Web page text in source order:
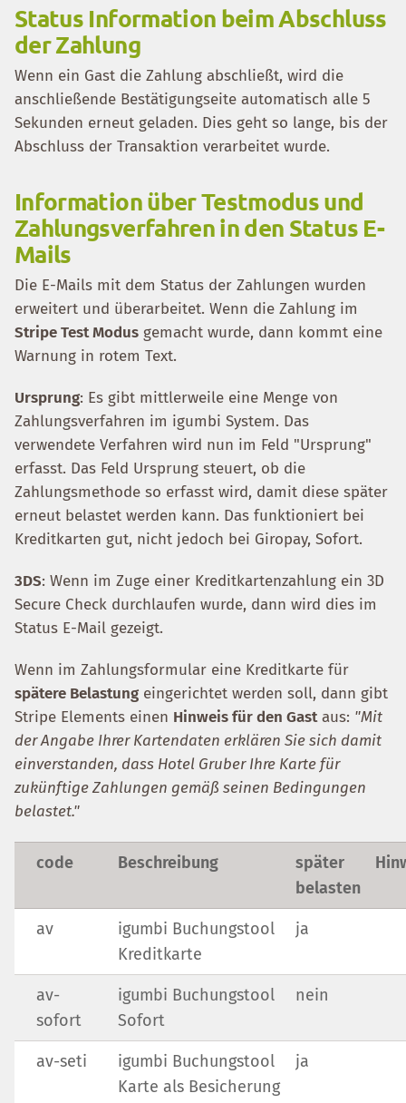
Status Information beim Abschluss
der Zahlung
Wenn ein Gast die Zahlung abschließt, wird die
anschließende Bestätigungseite automatisch alle 5
Sekunden erneut geladen. Dies geht so lange, bis der
Abschluss der Transaktion verarbeitet wurde.
Information über Testmodus und
Zahlungsverfahren in den Status E-
Mails
Die E-Mails mit dem Status der Zahlungen wurden
erweitert und überarbeitet. Wenn die Zahlung im
Stripe Test Modus gemacht wurde, dann kommt eine
Warnung in rotem Text.
Ursprung: Es gibt mittlerweile eine Menge von
Zahlungsverfahren im igumbi System. Das
verwendete Verfahren wird nun im Feld "Ursprung"
erfasst. Das Feld Ursprung steuert, ob die
Zahlungsmethode so erfasst wird, damit diese später
erneut belastet werden kann. Das funktioniert bei
Kreditkarten gut, nicht jedoch bei Giropay, Sofort.
3DS: Wenn im Zuge einer Kreditkartenzahlung ein 3D
Secure Check durchlaufen wurde, dann wird dies im
Status E-Mail gezeigt.
Wenn im Zahlungsformular eine Kreditkarte für
spätere Belastung eingerichtet werden soll, dann gibt
Stripe Elements einen Hinweis für den Gastaus: "Mit
der Angabe Ihrer Kartendaten erklären Sie sich damit
einverstanden, dass Hotel Gruber Ihre Karte für
zukünftige Zahlungen gemäß seinen Bedingungen
belastet."
code Beschreibung
später
belasten
av
igumbi Buchungstool
Kreditkarte
ja
av-
sofort
igumbi Buchungstool
Sofort
nein
av-seti
igumbi Buchungstool
Karte als Besicherung
ja